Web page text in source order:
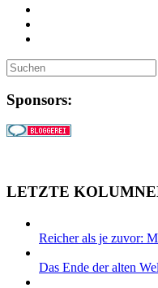
Sponsors:
LETZTE
Reicher als je zuvor:
Das Ende der alten